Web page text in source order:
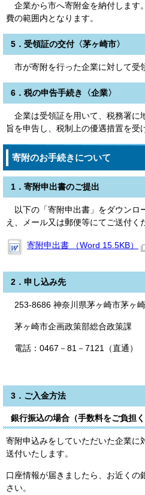
企業から市へ寄附金を納付します
費の範囲内となります。
5．受領証の交付〈茅ヶ崎市〉
市が寄附を行った企業に対して受
6．税の申告手続き〈企業〉
企業は受領証を用いて、税務署に
旨を申告し、税制上の優遇措置を受
寄附のお手続きについて
1．寄附申出書のご提出
以下の「寄附申出書」をダウンロ
え、メール又は郵便等にてご送付く
寄附申出書 （Word 15.5KB）
2．申し込み先
253-8686 神奈川県茅ヶ崎市茅ヶ
茅ヶ崎市企画政策部総合政策課
電話：0467－81－7121（直通）
3．ご入金方法
銀行振込の場合（手数料をご負担く
寄附申込みをしていただいた企業に
送付いたします。
口座情報が届きましたら、お近くの
さい。